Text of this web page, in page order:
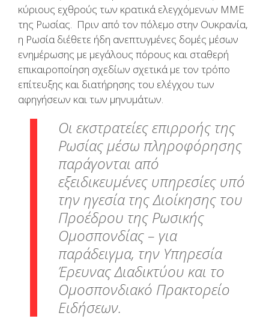
κύριους εχθρούς των κρατικά ελεγχόμενων ΜΜΕ
της Ρωσίας. Πριν από τον πόλεμο στην Ουκρανία,
η Ρωσία διέθετε ήδη ανεπτυγμένες δομές μέσων
ενημέρωσης με μεγάλους πόρους και σταθερή
επικαιροποίηση σχεδίων σχετικά με τον τρόπο
επίτευξης και διατήρησης του ελέγχου των
αφηγήσεων και των μηνυμάτων.
Οι εκστρατείες επιρροής της
Ρωσίας μέσω πληροφόρησης
παράγονται από
εξειδικευμένες υπηρεσίες υπό
την ηγεσία της Διοίκησης του
Προέδρου της Ρωσικής
Ομοσπονδίας – για
παράδειγμα, την Υπηρεσία
Έρευνας Διαδικτύου και το
Ομοσπονδιακό Πρακτορείο
Ειδήσεων.